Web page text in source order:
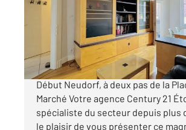
Appartement F4 à vendre
263 000 €
Appartement 4 pièces de charme
Début Neudorf, à deux pas de la
Marché Votre agence Century 21
spécialiste du secteur depuis plus
le plaisir de vous présenter ce